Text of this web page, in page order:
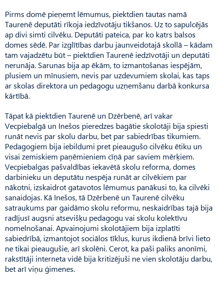
Pirms domē pieņemt lēmumus, piektdien tautas namā
Taurenē deputāti rīkoja iedzīvotāju tikšanos. Uz to sapulcējās
ap divi simti cilvēku. Deputāti pateica, par ko katrs balsos
domes sēdē. Par izglītības darbu jaunveidotajā skollā – kādam
tam vajadzētu būt – piektdien Taurenē iedzīvotāji un deputāti
nerunāja. Sarunas bija ap ēkām, to izmantošanas iespējām,
plusiem un mīnusiem, nevis par uzdevumiem skolai, kas taps
ar skolas direktora un pedagogu uzņemšanu darbā konkursa
kārtībā.
Tāpat kā piektdien Taurenē un Dzērbenē, arī vakar
Vecpiebalgā un Inešos pieredzes bagātie skolotāji bija spiesti
runāt nevis par skolu darbu, bet par sabiedrības tikumiem.
Pedagogiem bija iebildumi pret pieaugušo cilvēku ētiku un
visai zemiskiem paņēmieniem cīņā par saviem mērķiem.
Vecpiebalgas pašvaldības iekavētā skolu reforma, domes
darbinieku un deputātu nespēja runāt ar cilvēkiem par
nākotni, izskaidrot gatavotos lēmumus panākusi to, ka cilvēki
sanaidojas. Kā Ine­šos, tā Dzērbenē un Tau­renē cilvēku
satraukums par gaidāmo skolu reformu, neskaidrības tajā bija
radījusī augsni atsevišķu pedagogu vai skolu kolektīvu
nomelnošanai. Apvaino­jumi skolotājiem bija izplatīti
sabiedrībā, izmantojot sociālos tīklus, kurus ikdienā brīvi lieto
ne tikai pieaugušie, arī skolēni. Cerot, ka paši paliks anonīmi,
rakstītāji interneta vidē bija kritizējuši ne vien skolotāju darbu,
bet arī viņu ģimenes.